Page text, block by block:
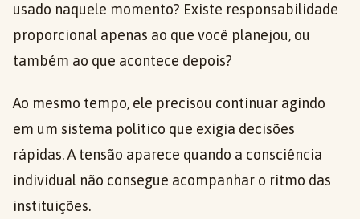
usado naquele momento? Existe responsabilidade
proporcional apenas ao que você planejou, ou
também ao que acontece depois?
Ao mesmo tempo, ele precisou continuar agindo
em um sistema político que exigia decisões
rápidas. A tensão aparece quando a consciência
individual não consegue acompanhar o ritmo das
instituições.